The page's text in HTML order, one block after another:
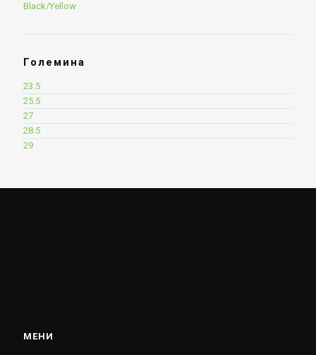
Black/Yellow
Големина
23.5
25.5
27
28.5
29
МЕНИ